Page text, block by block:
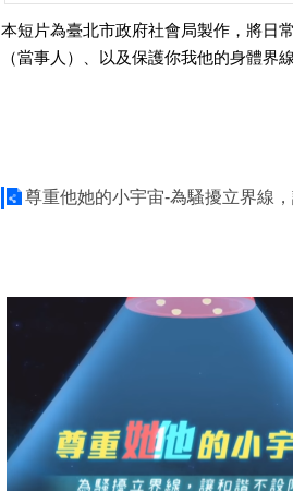
本短片為臺北市政府社會局製作，將日
（當事人）、以及保護你我他的身體界線
尊重他她的小宇宙-為騷擾立界線